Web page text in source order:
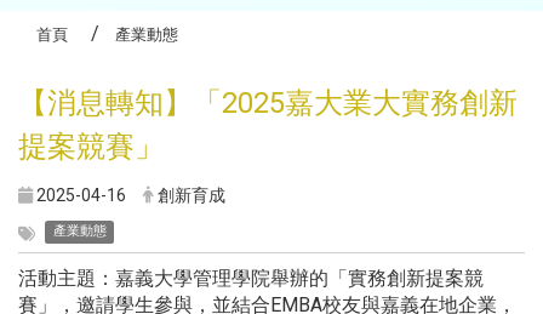
首頁 產業動態
【消息轉知】「2025嘉大業大實務創新
提案競賽」
2025-04-16 創新育成
產業動態
活動主題：嘉義大學管理學院舉辦的「實務創新提案競
賽」，邀請學生參與，並結合EMBA校友與嘉義在地企業，